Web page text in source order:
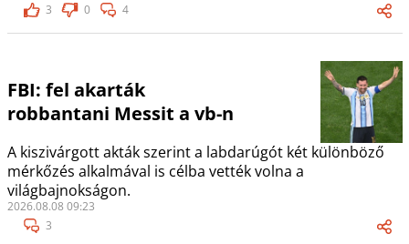
3
0 4
FBI: fel akarták
robbantani Messit a vb-n
A kiszivárgott akták szerint a labdarúgót két különböző
mérkőzés alkalmával is célba vették volna a
világbajnokságon.
2026.08.08 09:23
3